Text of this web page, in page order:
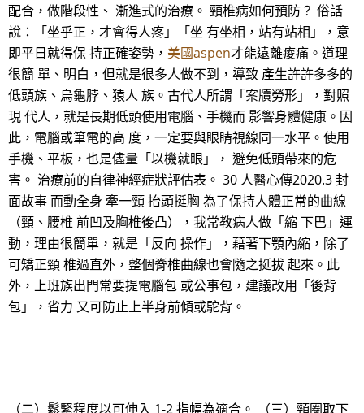
配合，做階段性、 漸進式的治療。 頸椎病如何預防？ 俗話
說：「坐乎正，才會得人疼」「坐 有坐相，站有站相」，意
即平日就得保 持正確姿勢， 美國aspen才能遠離痠痛。道理
很簡 單、明白，但就是很多人做不到，導致 產生許許多多的
低頭族、烏龜脖、猿人 族。古代人所謂「案牘勞形」，對照
現 代人，就是長期低頭使用電腦、手機而 影響身體健康。因
此，電腦或筆電的高 度，一定要與眼睛視線同一水平。使用
手機、平板，也是儘量「以機就眼」， 避免低頭帶來的危
害。 治療前的自律神經症狀評估表。 30 人醫心傳2020.3 封
面故事 而動全身 牽一頸 抬頭挺胸 為了保持人體正常的曲線
（頸、腰椎 前凹及胸椎後凸），我常教病人做「縮 下巴」運
動，理由很簡單，就是「反向 操作」，藉著下顎內縮，除了
可矯正頸 椎過直外，整個脊椎曲線也會隨之挺拔 起來。此
外，上班族出門常要提電腦包 或公事包，建議改用「後背
包」，省力 又可防止上半身前傾或駝背。
（二）鬆緊程度以可伸入 1-2 指幅為適合。 （三）頸圈取下